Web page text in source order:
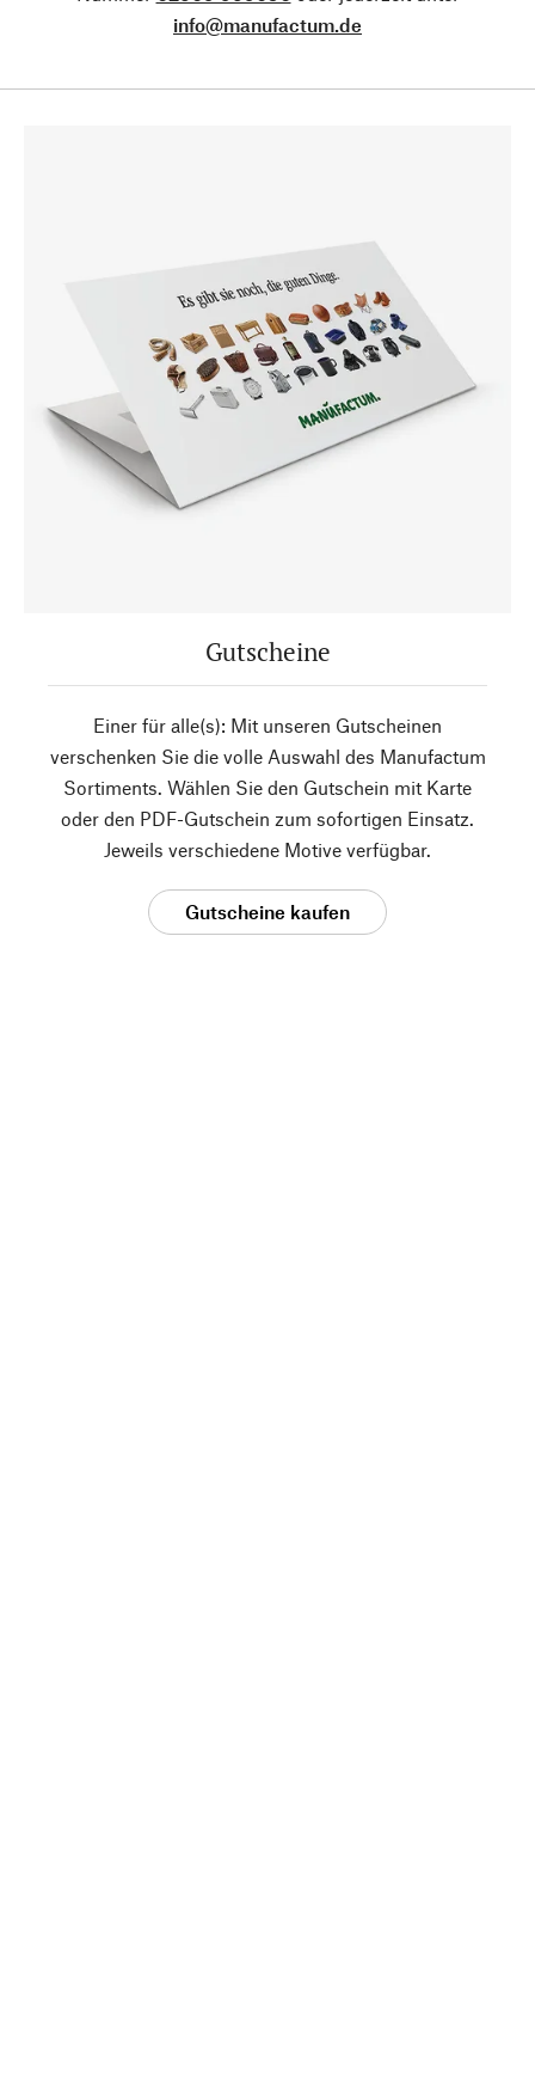
info@manufactum.de
Gutscheine
Einer für alle(s): Mit unseren Gutscheinen
verschenken Sie die volle Auswahl des Manufactum
Sortiments. Wählen Sie den Gutschein mit Karte
oder den PDF-Gutschein zum sofortigen Einsatz.
Jeweils verschiedene Motive verfügbar.
Gutscheine kaufen